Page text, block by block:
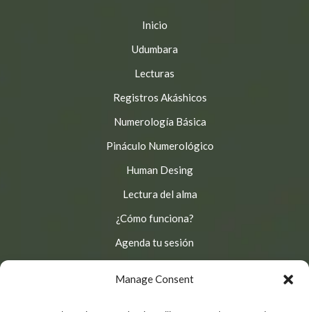
Manage Consent
Inicio
Udumbara
Lecturas
Registros Akáshicos
Numerología Básica
Pináculo Numerológico
Human Desing
Lectura del alma
¿Cómo funciona?
Agenda tu sesión